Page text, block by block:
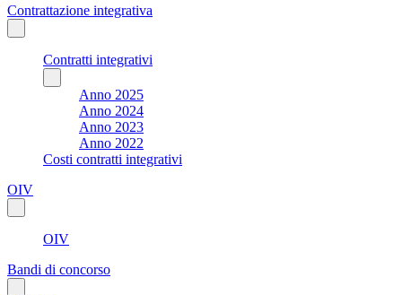
Contrattazione integrativa
Contratti integrativi
Anno 2025
Anno 2024
Anno 2023
Anno 2022
Costi contratti integrativi
OIV
OIV
Bandi di concorso